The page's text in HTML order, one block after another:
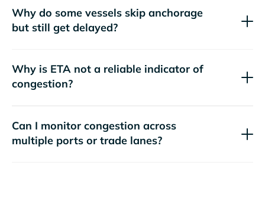
Why do some vessels skip anchorage
but still get delayed?
Why is ETA not a reliable indicator of
congestion?
Can I monitor congestion across
multiple ports or trade lanes?